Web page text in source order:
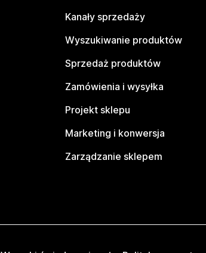
Kanały sprzedaży
Wyszukiwanie produktów
Sprzedaż produktów
Zamówienia i wysyłka
Projekt sklepu
Marketing i konwersja
Zarządzanie sklepem